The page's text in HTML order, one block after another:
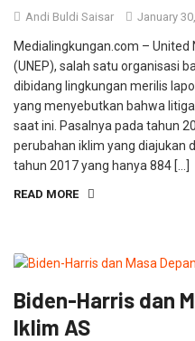
Andi Buldi Saisar January
Medialingkungan.com –
(UNEP), salah satu organisasi
dibidang lingkungan merilis
yang menyebutkan bahwa
saat ini. Pasalnya pada tahun
perubahan iklim yang diajukan
tahun 2017 yang hanya 884 […]
READ MORE
Biden-Harris dan
Iklim AS